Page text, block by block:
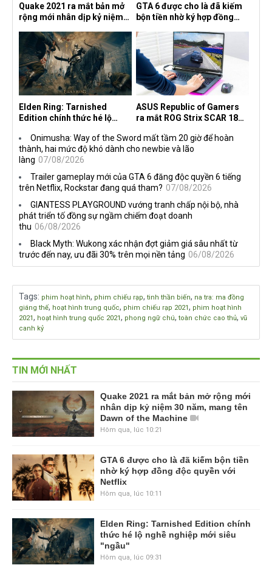
Quake 2021 ra mắt bản mở
rộng mới nhân dịp kỷ niệm
the Machine
GTA 6 được cho là đã kiếm
bộn tiền nhờ ký hợp đồng
Elden Ring: Tarnished
Edition chính thức hé lộ
ASUS Republic of Gamers
ra mắt ROG Strix SCAR 18
Onimusha: Way of the Sword mất tầm 20 giờ để hoàn
thành, hai mức độ khó dành cho newbie và lão
làng 07/08/2026
Trailer gameplay mới của GTA 6 đăng độc quyền 6 tiếng
trên Netflix, Rockstar đang quá tham? 07/08/2026
GIANTESS PLAYGROUND vướng tranh chấp nội bộ, nhà
phát triển tố đồng sự ngầm chiếm đoạt doanh
thu 06/08/2026
Black Myth: Wukong xác nhận đợt giảm giá sâu nhất từ
trước đến nay, ưu đãi 30% trên mọi nền tảng 06/08/2026
Tags: phim hoạt hình, phim chiếu rạp, tinh thần biến, na tra: ma đồng
giáng thế, hoạt hình trung quốc, phim chiếu rạp 2021, phim hoạt hình
2021, hoạt hình trung quốc 2021, phong ngữ chú, toàn chức cao thủ, vũ
canh kỷ
TIN MỚI NHẤT
Quake 2021 ra mắt bản mở rộng mới
nhân dịp kỷ niệm 30 năm, mang tên
Dawn of the Machine
Hôm qua, lúc 10:21
GTA 6 được cho là đã kiếm bộn tiền
nhờ ký hợp đồng độc quyền với
Netflix
Hôm qua, lúc 10:11
Elden Ring: Tarnished Edition chính
thức hé lộ nghề nghiệp mới siêu
"ngầu"
Hôm qua, lúc 09:31